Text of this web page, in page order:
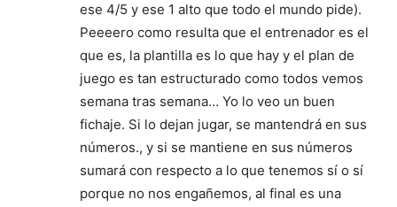
ese 4/5 y ese 1 alto que todo el mundo pide).
Peeeero como resulta que el entrenador es el
que es, la plantilla es lo que hay y el plan de
juego es tan estructurado como todos vemos
semana tras semana… Yo lo veo un buen
fichaje. Si lo dejan jugar, se mantendrá en sus
números., y si se mantiene en sus números
sumará con respecto a lo que tenemos sí o sí
porque no nos engañemos, al final es una